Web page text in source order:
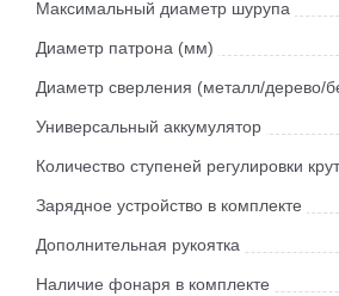
Максимальный диаметр шурупа
Диаметр патрона (мм)
Диаметр сверления (металл/дерево/
Универсальный аккумулятор
Количество ступеней регулировки
Зарядное устройство в комплекте
Дополнительная рукоятка
Наличие фонаря в комплекте